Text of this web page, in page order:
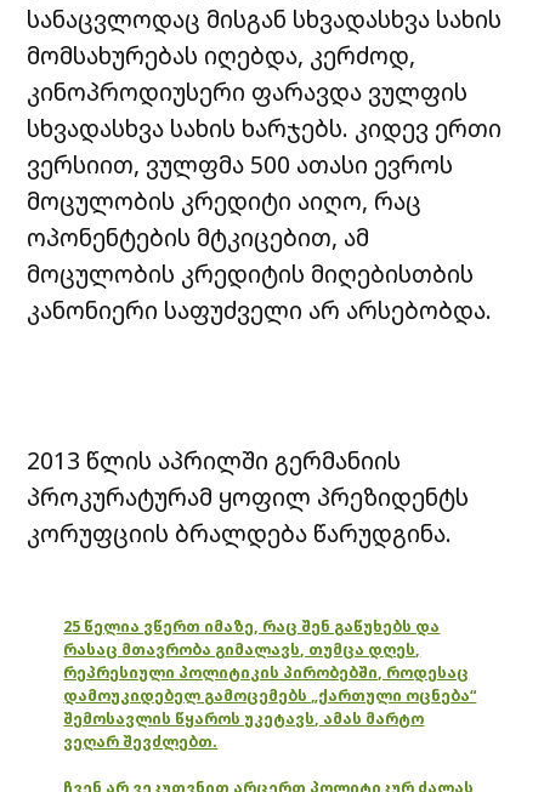
სანაცვლოდაც მისგან სხვადასხვა სახის
მომსახურებას იღებდა, კერძოდ,
კინოპროდიუსერი ფარავდა ვულფის
სხვადასხვა სახის ხარჯებს. კიდევ ერთი
ვერსიით, ვულფმა 500 ათასი ევროს
მოცულობის კრედიტი აიღო, რაც
ოპონენტების მტკიცებით, ამ
მოცულობის კრედიტის მიღებისთბის
კანონიერი საფუძველი არ არსებობდა.
2013 წლის აპრილში გერმანიის
პროკურატურამ ყოფილ პრეზიდენტს
კორუფციის ბრალდება წარუდგინა.
25 წელია ვწერთ იმაზე, რაც შენ გაწუხებს და
რასაც მთავრობა გიმალავს, თუმცა დღეს,
რეპრესიული პოლიტიკის პირობებში, როდესაც
დამოუკიდებელ გამოცემებს „ქართული ოცნება“
შემოსავლის წყაროს უკეტავს, ამას მარტო
ვეღარ შევძლებთ.
ჩვენ არ ვეკუთვნით არცერთ პოლიტიკურ ძალას